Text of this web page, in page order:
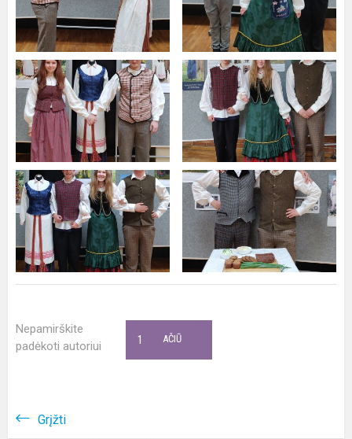
Nepamirškite
padėkoti autoriui
AČIŪ
1
Grįžti